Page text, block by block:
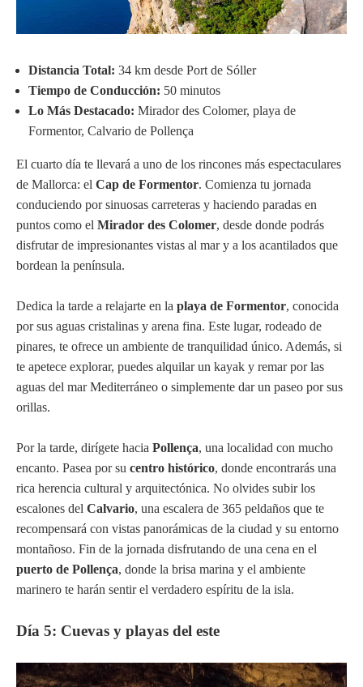
Distancia Total: 34 km desde Port de Sóller
Tiempo de Conducción: 50 minutos
Lo Más Destacado: Mirador des Colomer, playa de
Formentor, Calvario de Pollença
El cuarto día te llevará a uno de los rincones más espectaculares
de Mallorca: el Cap de Formentor. Comienza tu jornada
conduciendo por sinuosas carreteras y haciendo paradas en
puntos como el Mirador des Colomer, desde donde podrás
disfrutar de impresionantes vistas al mar y a los acantilados que
bordean la península.
Dedica la tarde a relajarte en la playa de Formentor, conocida
por sus aguas cristalinas y arena fina. Este lugar, rodeado de
pinares, te ofrece un ambiente de tranquilidad único. Además, si
te apetece explorar, puedes alquilar un kayak y remar por las
aguas del mar Mediterráneo o simplemente dar un paseo por sus
orillas.
Por la tarde, dirígete hacia Pollença, una localidad con mucho
encanto. Pasea por su centro histórico, donde encontrarás una
rica herencia cultural y arquitectónica. No olvides subir los
escalones del Calvario, una escalera de 365 peldaños que te
recompensará con vistas panorámicas de la ciudad y su entorno
montañoso. Fin de la jornada disfrutando de una cena en el
puerto de Pollença, donde la brisa marina y el ambiente
marinero te harán sentir el verdadero espíritu de la isla.
Día 5: Cuevas y playas del este